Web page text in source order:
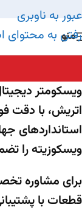
عبور به ناوبری
رفتن به محتوای
منو
اتریش، با دقت
استانداردهای
ویسکوزیته را
برای مشاوره
قطعات با